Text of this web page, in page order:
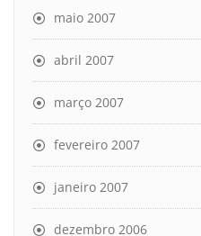
maio 2007
abril 2007
março 2007
fevereiro 2007
janeiro 2007
dezembro 2006